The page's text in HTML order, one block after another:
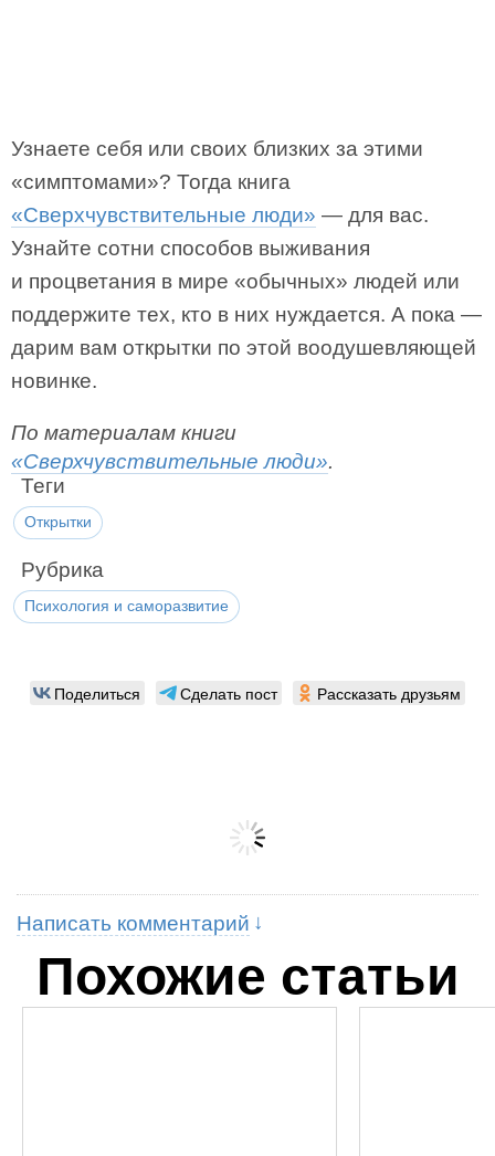
Узнаете себя или своих близких за этими
«симптомами»? Тогда книга
«Сверхчувствительные люди» — для вас.
Узнайте сотни способов выживания
и процветания в мире «обычных» людей или
поддержите тех, кто в них нуждается. А пока —
дарим вам открытки по этой воодушевляющей
новинке.
По материалам книги
«Сверхчувствительные люди».
Теги
Открытки
Рубрика
Психология и саморазвитие
Поделиться Сделать пост Рассказать друзьям
Написать комментарий
Похожие статьи